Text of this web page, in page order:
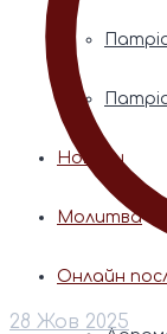
Новини
Молитва
Онлайн
28 Жов 2025